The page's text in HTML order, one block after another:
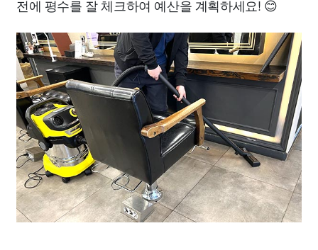
전에 평수를 잘 체크하여 예산을 계획하세요! 😊